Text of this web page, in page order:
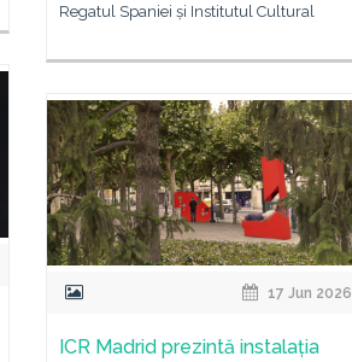
Regatul Spaniei și Institutul Cultural
17 Jun 2026
ICR Madrid prezintă instalația